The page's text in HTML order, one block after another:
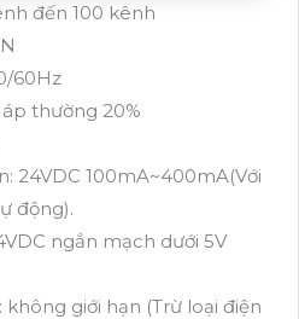
đến 100 kênh
60Hz
thường 20%
24VDC 100mA~400mA(Với
động).
ngắn mạch dưới 5V
giới hạn (Trừ loại điện